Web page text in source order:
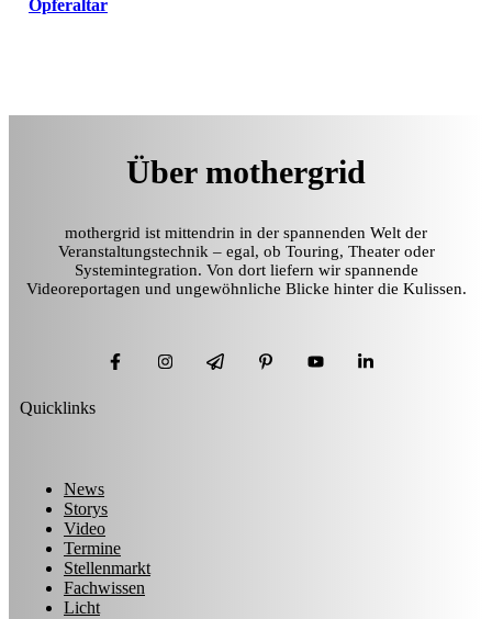
Opferaltar
Über mothergrid
mothergrid ist mittendrin in der spannenden Welt der
Veranstaltungstechnik – egal, ob Touring, Theater oder
Systemintegration. Von dort liefern wir spannende
Videoreportagen und ungewöhnliche Blicke hinter die Kulissen.
Quicklinks
News
Storys
Video
Termine
Stellenmarkt
Fachwissen
Licht